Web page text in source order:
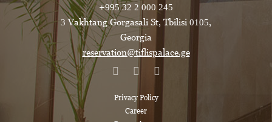
+995 32 2 000 245
3 Vakhtang Gorgasali St, Tbilisi 0105,
Georgia
reservation@tiflispalace.ge
Privacy Policy
Career